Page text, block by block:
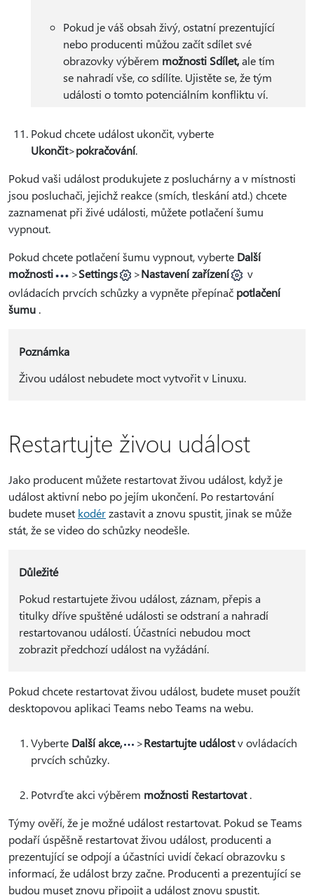
Pokud je váš obsah živý, ostatní prezentující
nebo producenti můžou začít sdílet své
obrazovky výběrem možnosti Sdílet,ale tím
se nahradí vše, co sdílíte. Ujistěte se, že tým
události o tomto potenciálním konfliktu ví.
Pokud chcete událost ukončit, vyberte
Ukončit>pokračování.
Pokud vaši událost produkujete z posluchárny a v místnosti
jsou posluchači, jejichž reakce (smích, tleskání atd.) chcete
zaznamenat při živé události, můžete potlačení šumu
vypnout.
Pokud chcete potlačení šumu vypnout, vyberte Další
možnosti
>Settings >Nastavení zařízení
v
ovládacích prvcích schůzky a vypněte přepínač potlačení
šumu .
Poznámka
Živou událost nebudete moct vytvořit v Linuxu.
Restartujte živou událost
Jako producent můžete restartovat živou událost, když je
událost aktivní nebo po jejím ukončení. Po restartování
budete muset kodérzastavit a znovu spustit, jinak se může
stát, že se video do schůzky neodešle.
Důležité
Pokud restartujete živou událost, záznam, přepis a
titulky dříve spuštěné události se odstraní a nahradí
restartovanou událostí. Účastníci nebudou moct
zobrazit předchozí událost na vyžádání.
Pokud chcete restartovat živou událost, budete muset použít
desktopovou aplikaci Teams nebo Teams na webu.
Vyberte Další akce, >Restartujte událostv ovládacích
prvcích schůzky.
Potvrďte akci výběrem možnosti Restartovat.
Týmy ověří, že je možné událost restartovat. Pokud se Teams
podaří úspěšně restartovat živou událost, producenti a
prezentující se odpojí a účastníci uvidí čekací obrazovku s
informací, že událost brzy začne. Producenti a prezentující se
budou muset znovu připojit a událost znovu spustit.